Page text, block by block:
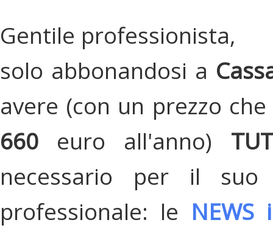
Gentile professionista,
solo abbonandosi a
avere (con un prezzo
660 euro all'anno)
necessario per il suo
professionale: le